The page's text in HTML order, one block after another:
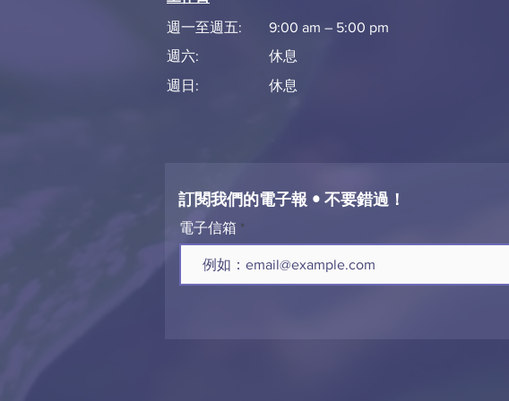
週一至週五:
週六:
週日:
9:00 am – 5:00 pm
​休息
休息
訂閱我們的電子報 • 不要錯過！
電子信箱